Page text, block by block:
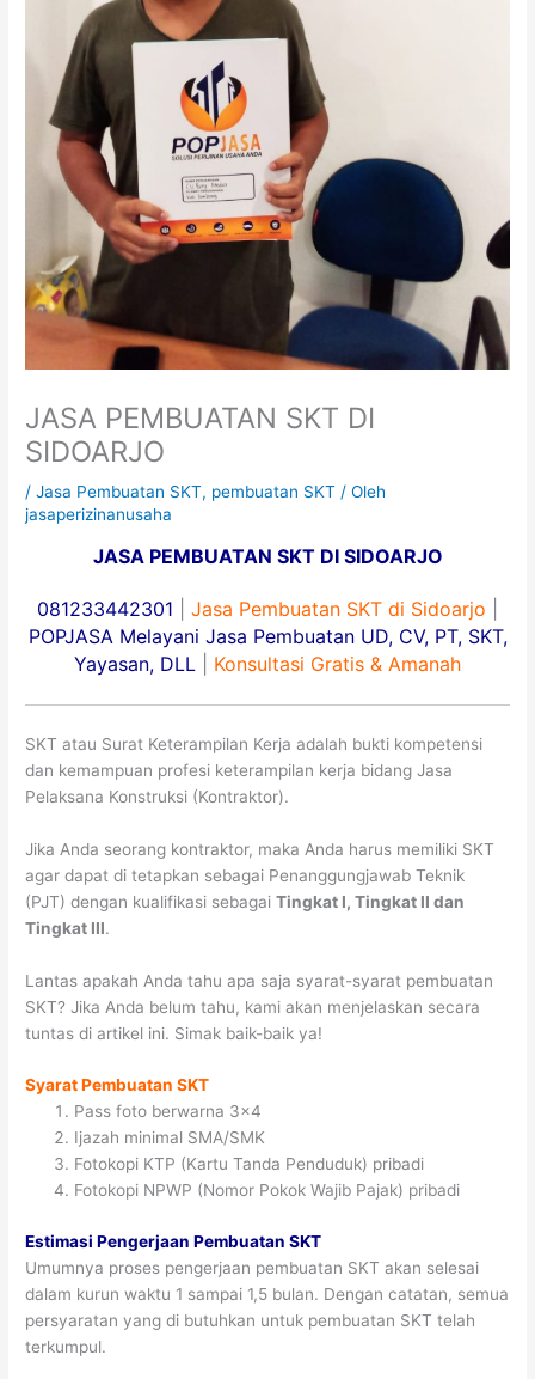
JASA PEMBUATAN SKT DI
SIDOARJO
/Jasa Pembuatan SKT, pembuatan SKT / Oleh
jasaperizinanusaha
JASA PEMBUATAN SKT DI SIDOARJO
081233442301 Jasa Pembuatan SKT di Sidoarjo
POPJASA Melayani Jasa Pembuatan UD, CV, PT, SKT,
Yayasan, DLL
Konsultasi Gratis & Amanah
SKT atau Surat Keterampilan Kerja adalah bukti kompetensi
dan kemampuan profesi keterampilan kerja bidang Jasa
Pelaksana Konstruksi (Kontraktor).
Jika Anda seorang kontraktor, maka Anda harus memiliki SKT
agar dapat di tetapkan sebagai Penanggungjawab Teknik
(PJT) dengan kualifikasi sebagaiTingkat I, Tingkat II dan
Tingkat III.
Lantas apakah Anda tahu apa saja syarat-syarat pembuatan
SKT? Jika Anda belum tahu, kami akan menjelaskan secara
tuntas di artikel ini. Simak baik-baik ya!
Syarat Pembuatan SKT
Pass foto berwarna 3×4
Ijazah minimal SMA/SMK
Fotokopi KTP (Kartu Tanda Penduduk) pribadi
Fotokopi NPWP (Nomor Pokok Wajib Pajak) pribadi
Estimasi Pengerjaan Pembuatan SKT
Umumnya proses pengerjaan pembuatan SKT akan selesai
dalam kurun waktu 1 sampai 1,5 bulan. Dengan catatan, semua
persyaratan yang di butuhkan untuk pembuatan SKT telah
terkumpul.